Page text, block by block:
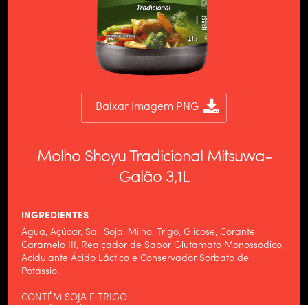
Baixar Imagem PNG
Molho Shoyu Tradicional Mitsuwa-
Galão 3,1L
INGREDIENTES
Água, Açúcar, Sal, Soja, Milho, Trigo, Glicose, Corante
Caramelo III, Realçador de Sabor Glutamato Monossódico,
Acidulante Ácido Láctico e Conservador Sorbato de
Potássio.
CONTÉM SOJA E TRIGO.